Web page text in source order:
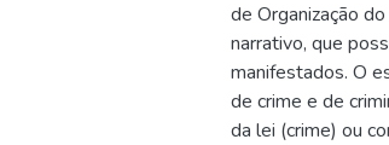
de Organização
narrativo, que
manifestados. O
de crime e de
da lei (crime) ou